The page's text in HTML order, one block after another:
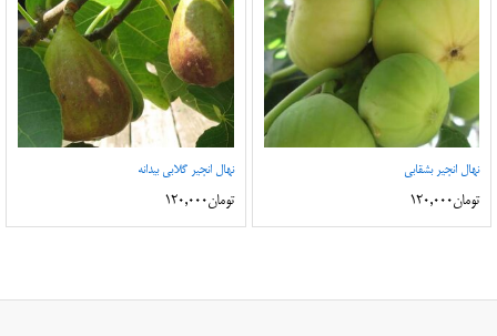
نهال انجیر بشقابی
تومان120,000
نهال انجیر گلابی بیدانه
تومان120,000